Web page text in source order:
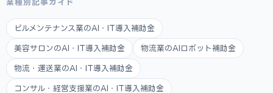
業種別記事ガイド
ビルメンテナンス業のAI・IT導入補助金
美容サロンのAI・IT導入補助金 物流業のAIロボット補助金
物流・運送業のAI・IT導入補助金
コンサル・経営支援業のAI・IT導入補助金